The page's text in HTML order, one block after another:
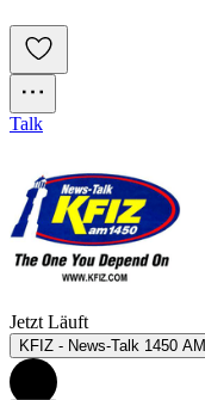
Talk
Jetzt Läuft
KFIZ - News-Talk 1450 AM